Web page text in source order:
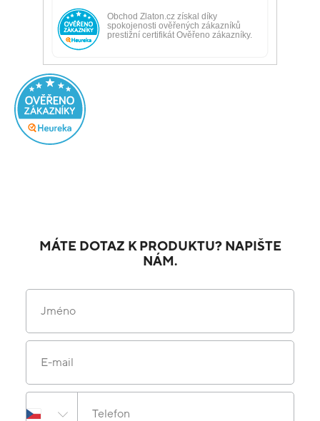
MÁTE DOTAZ K PRODUKTU? NAPIŠTE
NÁM.
Jméno
E-mail
Telefon